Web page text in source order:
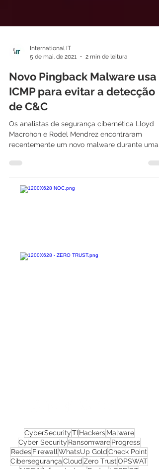
International IT
5 de mai. de 2021
2 min de leitura
Novo Pingback Malware usa
ICMP para evitar a detecção
de C&C
Os analistas de segurança cibernética Lloyd
investigação de...
CyberSecurityTIHackersMalware
Cyber SecurityRansomwareProgress